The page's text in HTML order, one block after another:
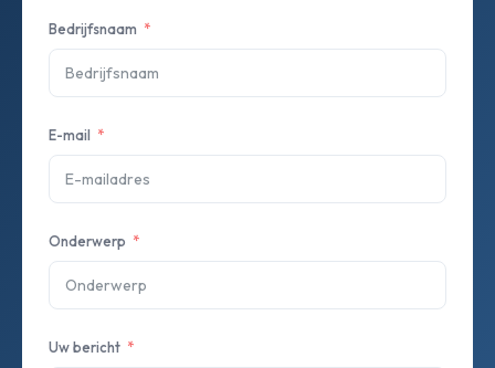
Bedrijfsnaam
E-mail
Onderwerp
Uw bericht